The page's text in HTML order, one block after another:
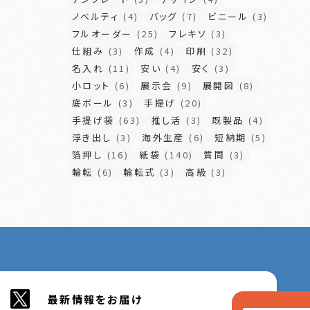
ノベルティ (4) バッグ (7) ビニール (3)
フルオーダー (25) フレキソ (3)
仕組み (3) 作成 (4) 印刷 (32)
名入れ (11) 安い (4) 安く
(3)
小ロット (6) 展示会 (9) 展開図 (8)
底ボール (3) 手提げ (20)
手提げ袋 (63) 推し活 (3) 既製品 (4)
浮き出し (3) 海外生産 (6) 短納期 (5)
箔押し (16) 紙袋 (140) 質問 (3)
輪転 (6) 輪転式 (3) 高級 (3)
最新情報をお届け